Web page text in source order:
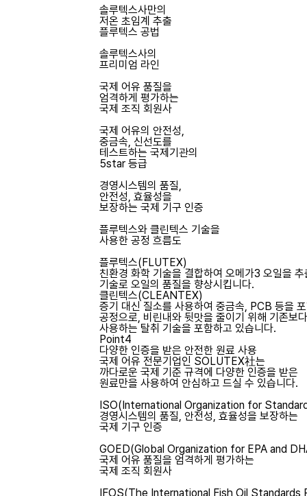
솔루텍스사만의
저온 초임계 추출
플루텍스 공법
솔루텍스사의
프리미엄 라인
국제 어유 품질을
엄격하게 평가하는
국제 조직 회원사
국제 어유의 안전성,
중금속, 신선도를
테스트하는 국제기관의
5star 등급
경영시스템의 품질,
안전성, 효율성을
보장하는 국제 기구 인증
플루텍스와 클린텍스 기술을
사용한 공정 흐름도
플루텍스(FLUTEX)
친환경 화학 기술을 결합하여 오메가3 오일을
기술로 오일의 품질을 향상시킵니다.
클린텍스(CLEANTEX)
증기 대신 질소를 사용하여 중금속, PCB 등을
공정으로, 비린내와 뒷맛을 줄이기 위해 기존보
사용하는 탈취 기술을 포함하고 있습니다.
Point4
다양한 인증을 받은 안전한 원료 사용
국제 어유 전문기업인 SOLUTEX社는
까다로운 국제 기준 규격에 다양한 인증을 받은
원료만을 사용하여 안심하고 드실 수 있습니다.
ISO(International Organization for
경영시스템의 품질, 안전성, 효율성을 보장하는
국제 기구 인증
GOED(Global Organization for EPA and
국제 어유 품질을 엄격하게 평가하는
국제 조직 회원사
IFOS(The International Fish Oil Standards